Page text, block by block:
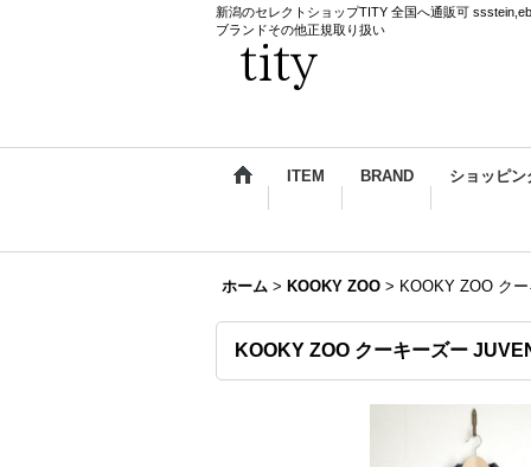
新潟のセレクトショップTITY 全国へ通販可
ブランドその他正規取り扱い
ITEM BRAND ショッピン
ホーム > KOOKY ZOO > KOOKY ZOO ク
KOOKY ZOO クーキーズー